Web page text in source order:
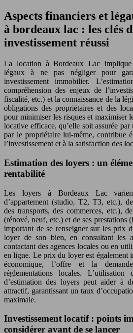
Aspects financiers et
à bordeaux lac : les clés
investissement réussi
La location à Bordeaux Lac implique
légaux à ne pas négliger pour
investissement immobilier.
compréhension des enjeux de
fiscalité, etc.) et la connaissance de la
obligations des propriétaires et des
pour minimiser les risques et maximiser
locative efficace, qu’elle soit assurée
par le propriétaire lui-même, contribue
l’investissement et à la satisfaction des
Estimation des loyers : un
rentabilité
Les loyers à Bordeaux Lac
d’appartement (studio, T2, T3, etc.),
des transports, des commerces, etc.),
(rénové, neuf, etc.) et de ses prestations
important de se renseigner sur les prix
loyer de son bien, en consultant les
contactant des agences locales ou en
en ligne. Le prix du loyer est également
économique, l’offre et la
réglementations locales.
d’estimation des loyers peut aider à
attractif, garantissant un taux
maximale.
Investissement locatif : points
considérer avant de se lancer